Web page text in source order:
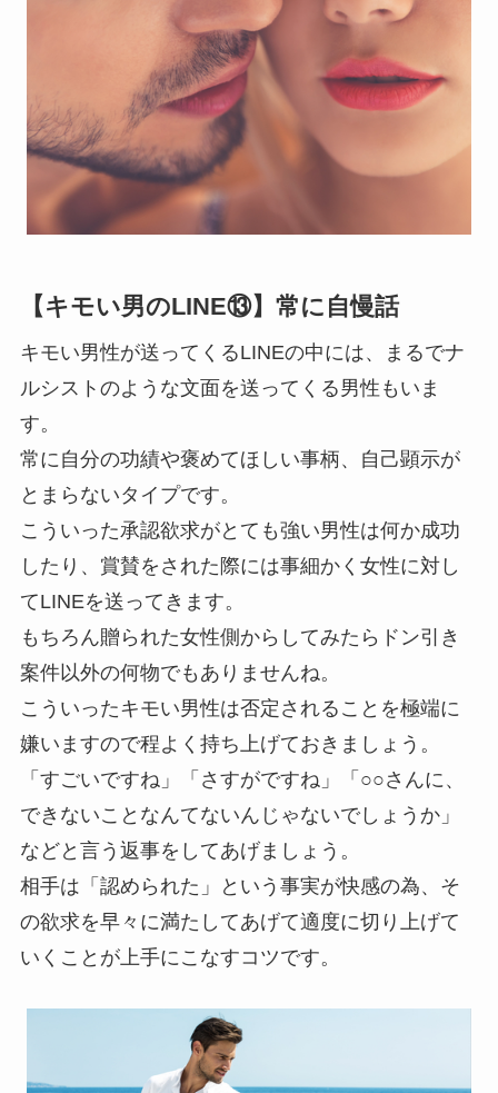
【キモい男のLINE⑬】常に自慢話
キモい男性が送ってくるLINEの中には、まるでナ
ルシストのような文面を送ってくる男性もいま
す。
常に自分の功績や褒めてほしい事柄、自己顕示が
とまらないタイプです。
こういった承認欲求がとても強い男性は何か成功
したり、賞賛をされた際には事細かく女性に対し
てLINEを送ってきます。
もちろん贈られた女性側からしてみたらドン引き
案件以外の何物でもありませんね。
こういったキモい男性は否定されることを極端に
嫌いますので程よく持ち上げておきましょう。
「すごいですね」「さすがですね」「○○さんに、
できないことなんてないんじゃないでしょうか」
などと言う返事をしてあげましょう。
相手は「認められた」という事実が快感の為、そ
の欲求を早々に満たしてあげて適度に切り上げて
いくことが上手にこなすコツです。